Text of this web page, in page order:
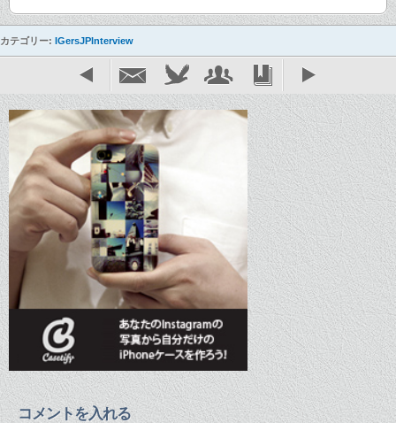
カテゴリー: IGersJPInterview
コメントを入れる